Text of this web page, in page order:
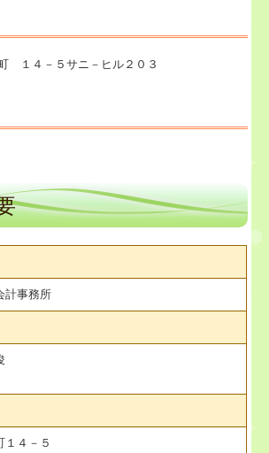
の皆様へ
金・融資情報
資商品ご紹介
システム
テム
買情報システム
１４－５サニ－ヒル２０３
事務所
１４－５